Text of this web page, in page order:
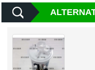
Motor
Yağları
Soket
Grubu